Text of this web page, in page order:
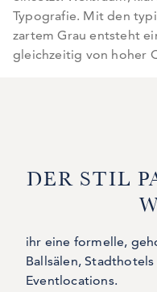
Typografie. Mit den
zartem Grau entsteht
gleichzeitig von hoher
DER STIL
ihr eine formelle,
Ballsälen,
Eventlocations.